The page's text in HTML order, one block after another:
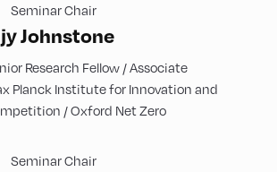
Seminar Chair
Johnstone
Research Fellow / Associate
Planck Institute for Innovation and
/ Oxford Net Zero
Seminar Chair